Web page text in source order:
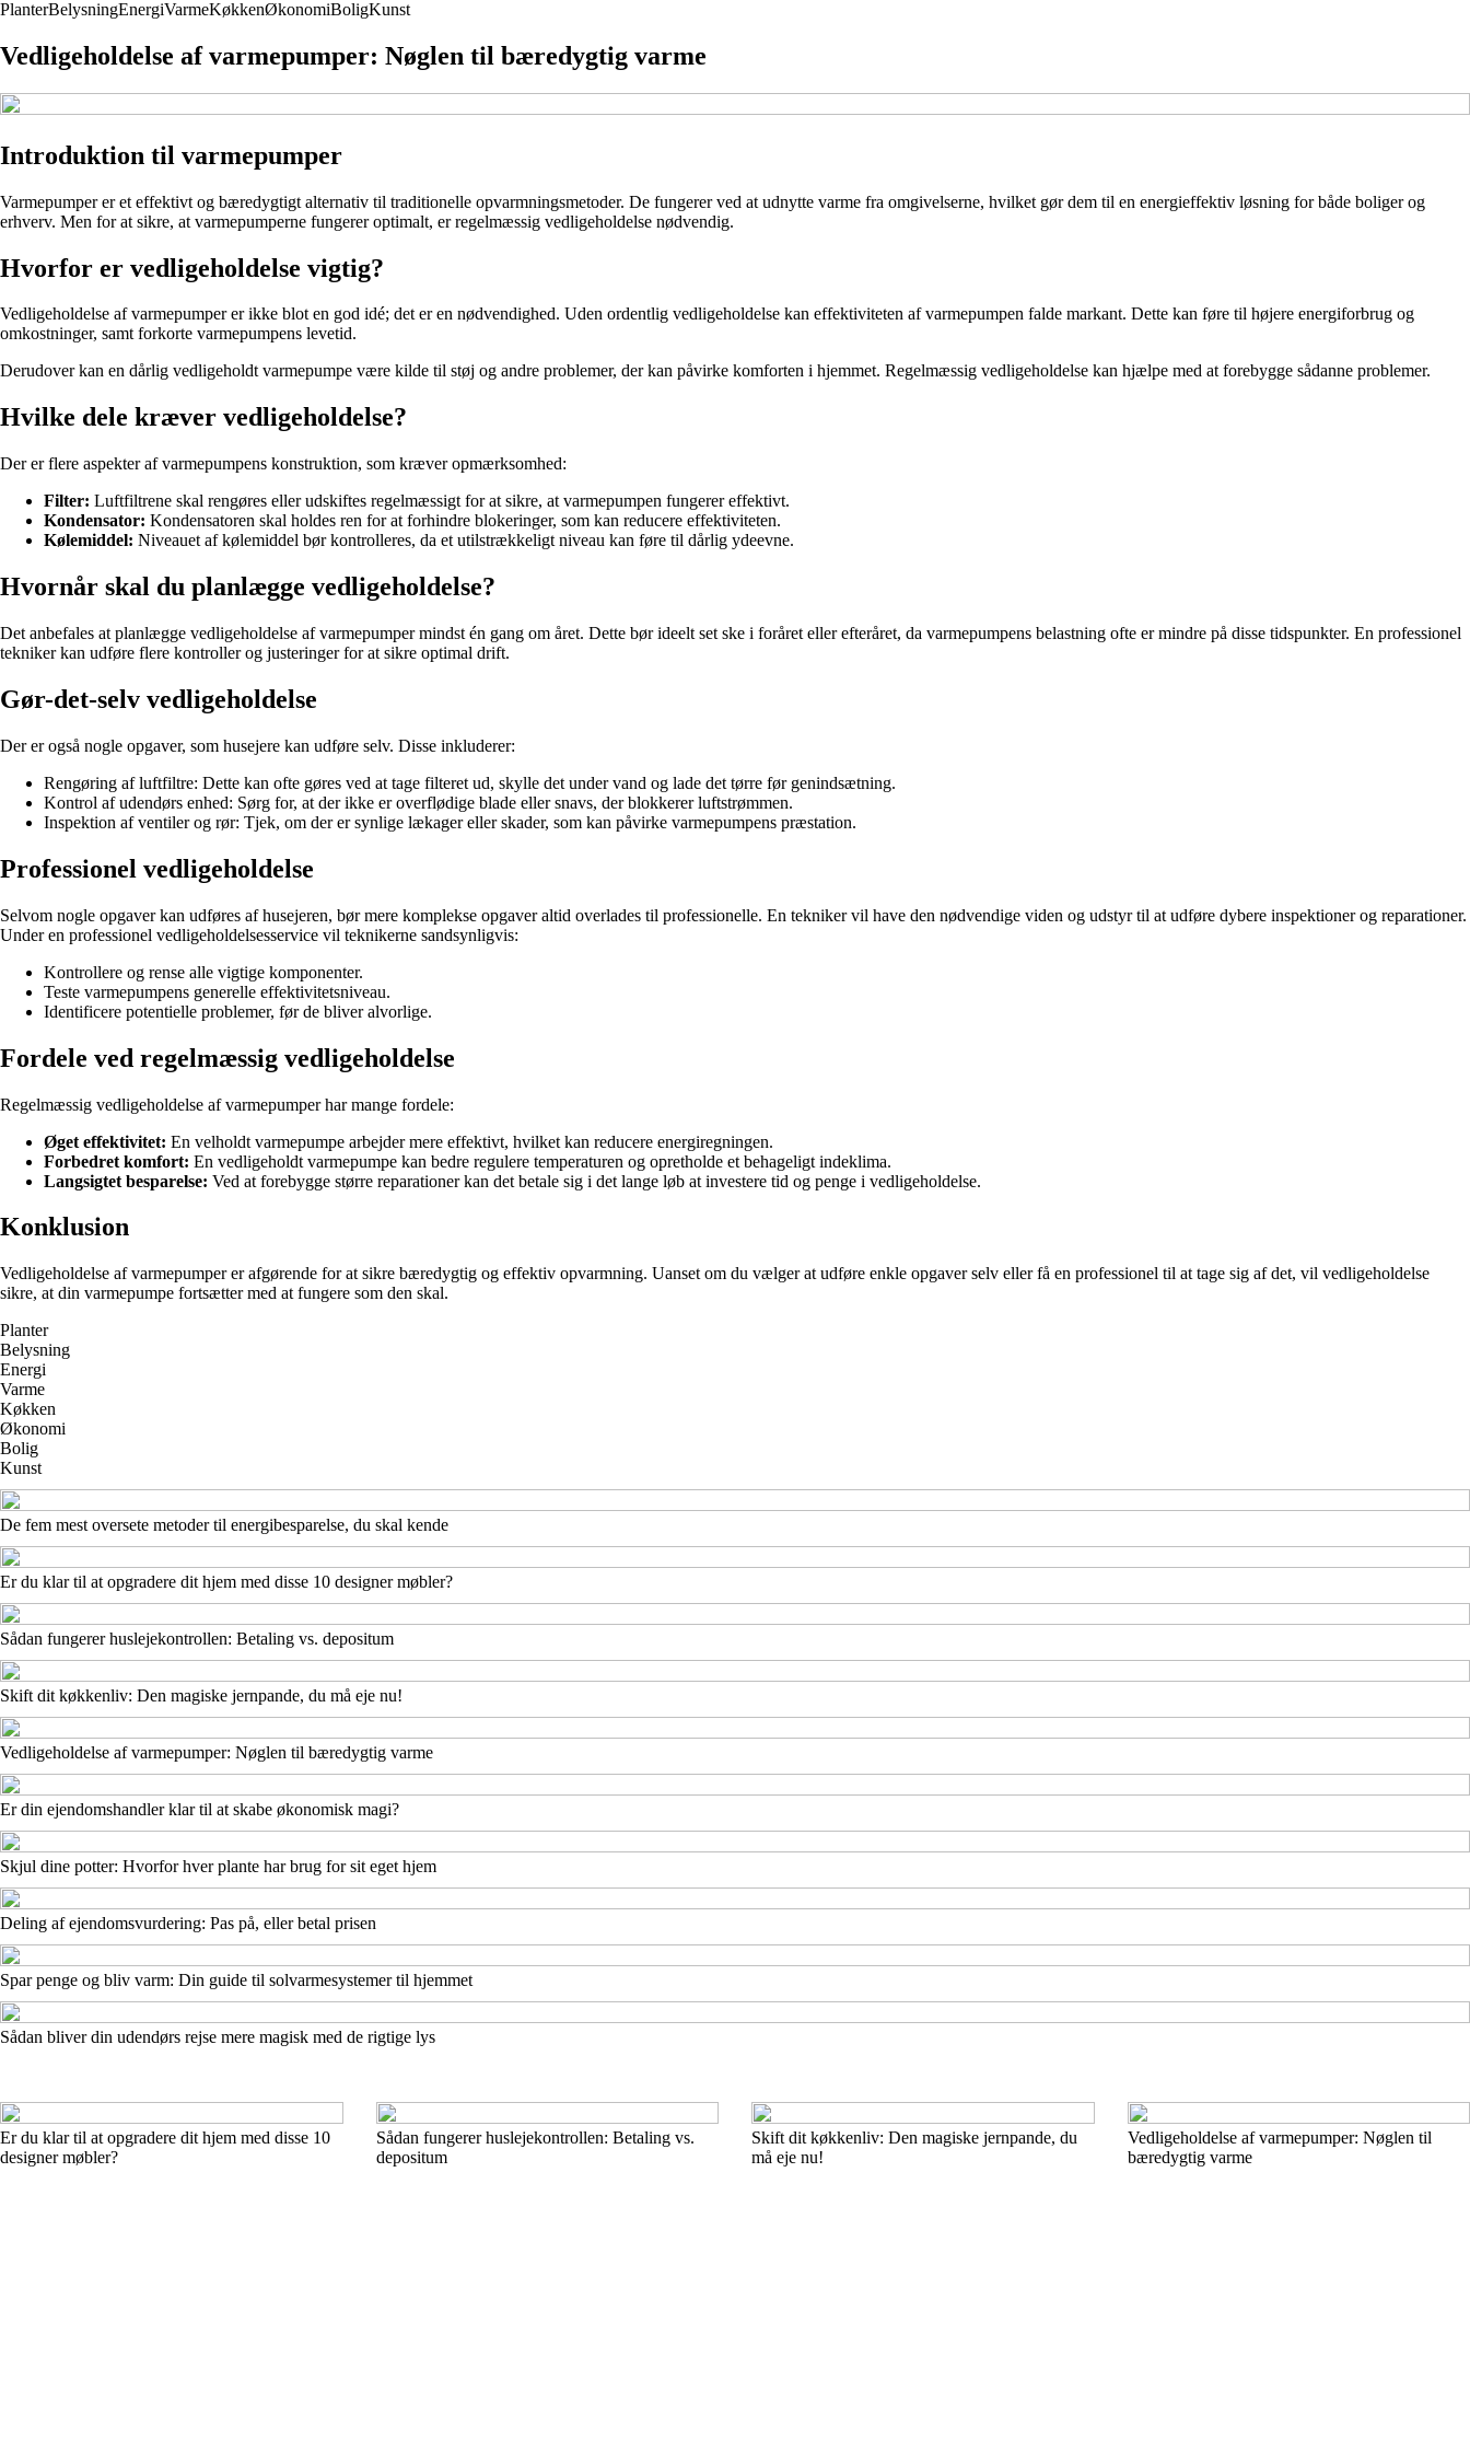
PlanterBelysningEnergiVarmeKøkkenØkonomiBoligKunst
Vedligeholdelse af varmepumper: Nøglen til bæredygtig varme
Introduktion til varmepumper
Varmepumper er et effektivt og bæredygtigt alternativ til traditionelle opvarmningsmetoder. De fungerer ved at udnytte varme fra omgivelserne, hvilket gør dem til en energieffektiv løsning for både boliger og
erhverv. Men for at sikre, at varmepumperne fungerer optimalt, er regelmæssig vedligeholdelse nødvendig.
Hvorfor er vedligeholdelse vigtig?
Vedligeholdelse af varmepumper er ikke blot en god idé; det er en nødvendighed. Uden ordentlig vedligeholdelse kan effektiviteten af varmepumpen falde markant. Dette kan føre til højere energiforbrug og
omkostninger, samt forkorte varmepumpens levetid.
Derudover kan en dårlig vedligeholdt varmepumpe være kilde til støj og andre problemer, der kan påvirke komforten i hjemmet. Regelmæssig vedligeholdelse kan hjælpe med at forebygge sådanne problemer.
Hvilke dele kræver vedligeholdelse?
Der er flere aspekter af varmepumpens konstruktion, som kræver opmærksomhed:
Filter: Luftfiltrene skal rengøres eller udskiftes regelmæssigt for at sikre, at varmepumpen fungerer effektivt.
Kondensator: Kondensatoren skal holdes ren for at forhindre blokeringer, som kan reducere effektiviteten.
Kølemiddel: Niveauet af kølemiddel bør kontrolleres, da et utilstrækkeligt niveau kan føre til dårlig ydeevne.
Hvornår skal du planlægge vedligeholdelse?
Det anbefales at planlægge vedligeholdelse af varmepumper mindst én gang om året. Dette bør ideelt set ske i foråret eller efteråret, da varmepumpens belastning ofte er mindre på disse tidspunkter. En professionel
tekniker kan udføre flere kontroller og justeringer for at sikre optimal drift.
Gør-det-selv vedligeholdelse
Der er også nogle opgaver, som husejere kan udføre selv. Disse inkluderer:
Rengøring af luftfiltre: Dette kan ofte gøres ved at tage filteret ud, skylle det under vand og lade det tørre før genindsætning.
Kontrol af udendørs enhed: Sørg for, at der ikke er overflødige blade eller snavs, der blokkerer luftstrømmen.
Inspektion af ventiler og rør: Tjek, om der er synlige lækager eller skader, som kan påvirke varmepumpens præstation.
Professionel vedligeholdelse
Selvom nogle opgaver kan udføres af husejeren, bør mere komplekse opgaver altid overlades til professionelle. En tekniker vil have den nødvendige viden og udstyr til at udføre dybere inspektioner og reparationer.
Under en professionel vedligeholdelsesservice vil teknikerne sandsynligvis:
Kontrollere og rense alle vigtige komponenter.
Teste varmepumpens generelle effektivitetsniveau.
Identificere potentielle problemer, før de bliver alvorlige.
Fordele ved regelmæssig vedligeholdelse
Regelmæssig vedligeholdelse af varmepumper har mange fordele:
Øget effektivitet: En velholdt varmepumpe arbejder mere effektivt, hvilket kan reducere energiregningen.
Forbedret komfort: En vedligeholdt varmepumpe kan bedre regulere temperaturen og opretholde et behageligt indeklima.
Langsigtet besparelse: Ved at forebygge større reparationer kan det betale sig i det lange løb at investere tid og penge i vedligeholdelse.
Konklusion
Vedligeholdelse af varmepumper er afgørende for at sikre bæredygtig og effektiv opvarmning. Uanset om du vælger at udføre enkle opgaver selv eller få en professionel til at tage sig af det, vil vedligeholdelse
sikre, at din varmepumpe fortsætter med at fungere som den skal.
Planter
Belysning
Energi
Varme
Køkken
Økonomi
Bolig
Kunst
De fem mest oversete metoder til energibesparelse, du skal kende
Er du klar til at opgradere dit hjem med disse 10 designer møbler?
Sådan fungerer huslejekontrollen: Betaling vs. depositum
Skift dit køkkenliv: Den magiske jernpande, du må eje nu!
Vedligeholdelse af varmepumper: Nøglen til bæredygtig varme
Er din ejendomshandler klar til at skabe økonomisk magi?
Skjul dine potter: Hvorfor hver plante har brug for sit eget hjem
Deling af ejendomsvurdering: Pas på, eller betal prisen
Spar penge og bliv varm: Din guide til solvarmesystemer til hjemmet
Sådan bliver din udendørs rejse mere magisk med de rigtige lys
Er du klar til at opgradere dit hjem med disse 10
designer møbler?
Sådan fungerer huslejekontrollen: Betaling vs.
depositum
Skift dit køkkenliv: Den magiske jernpande, du
må eje nu!
Vedligeholdelse af varmepumper: Nøglen til
bæredygtig varme